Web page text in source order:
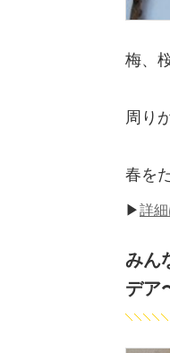
梅、
周り
春を
▶詳
みん
デア